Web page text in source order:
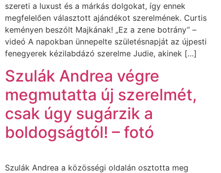
szereti a luxust és a márkás dolgokat, így ennek
megfelelően választott ajándékot szerelmének. Curtis
keményen beszólt Majkának! „Ez a zene botrány” –
videó A napokban ünnepelte születésnapját az újpesti
fenegyerek kézilabdázó szerelme Judie, akinek […]
Szulák Andrea végre
megmutatta új szerelmét,
csak úgy sugárzik a
boldogságtól! – fotó
Szulák Andrea a közösségi oldalán osztotta meg